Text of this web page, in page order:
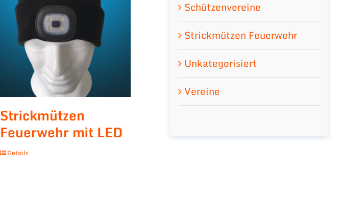
Strickmützen
Feuerwehr mit LED
Details
Schützenvereine
Strickmützen Feuerwehr
Unkategorisiert
Vereine